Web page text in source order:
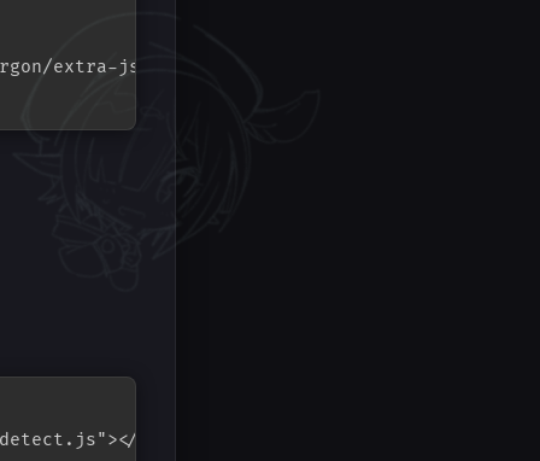
extra-js/beauty/star_style.js"></script>
script>